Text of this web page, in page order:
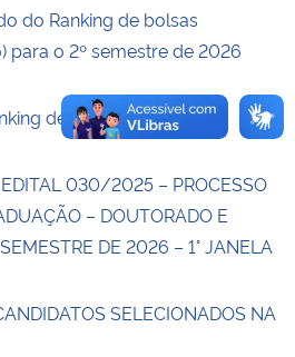
do Ranking de bolsas
para o 2º semestre de 2026
de bolsas 2026-1
030/2025 – PROCESSO
– DOUTORADO E
DE 2026 – 1° JANELA
SELECIONADOS NA